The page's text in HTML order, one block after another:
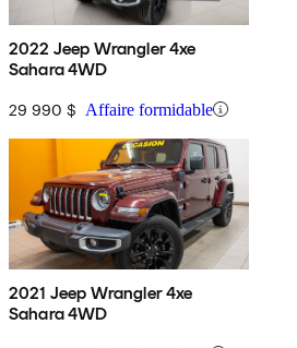
2022 Jeep Wrangler 4xe
Sahara 4WD
29 990 $ Affaire formidable
2021 Jeep Wrangler 4xe
Sahara 4WD